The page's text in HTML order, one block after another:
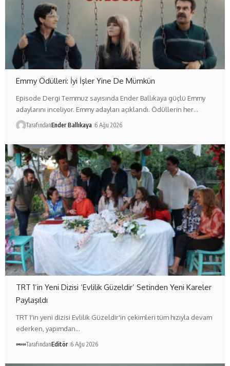
Emmy Ödülleri: İyi İşler Yine De Mümkün
Episode Dergi Temmuz sayısında Ender Ballıkaya güçlü Emmy
adaylarını inceliyor. Emmy adayları açıklandı. Ödüllerin her…
TarafındanEnder Ballıkaya 6 Ağu 2026
TRT 1’in Yeni Dizisi ‘Evlilik Güzeldir’ Setinden Yeni Kareler
Paylaşıldı
TRT 1'in yeni dizisi Evlilik Güzeldir'in çekimleri tüm hızıyla devam
ederken, yapımdan…
TarafındanEditör 6 Ağu 2026